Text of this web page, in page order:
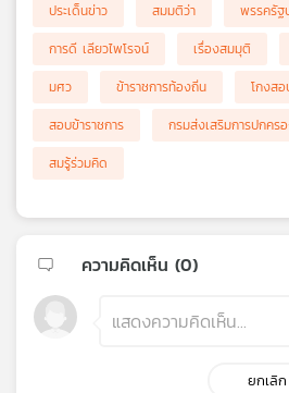
ประเด็นข่าว
สมมติว่า พรรครัฐ
การดี เลียวไพโรจน์
เรื่องสมมุติ
มศว
ข้าราชการท้องถิ่น โกงส
สอบข้าราชการ
กรมส่งเสริมการปกคร
สมรู้ร่วมคิด
ความคิดเห็น (0)
ยกเลิก